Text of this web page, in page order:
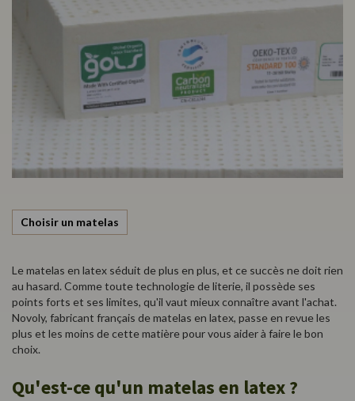
Choisir un matelas
Le matelas en latex séduit de plus en plus, et ce succès ne doit rien
au hasard. Comme toute technologie de literie, il possède ses
points forts et ses limites, qu'il vaut mieux connaître avant l'achat.
Novoly, fabricant français de matelas en latex, passe en revue les
plus et les moins de cette matière pour vous aider à faire le bon
choix.
Qu'est-ce qu'un matelas en latex ?